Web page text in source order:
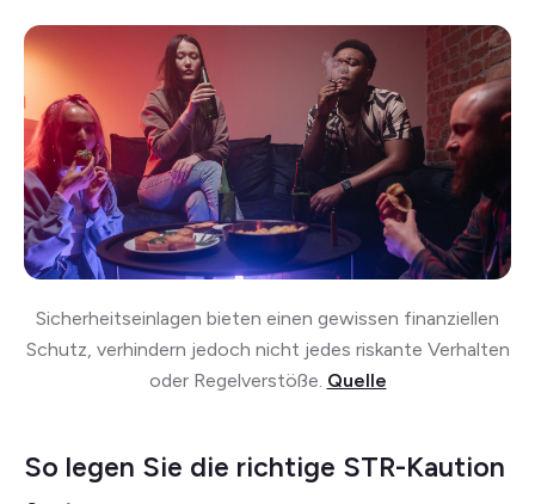
Sicherheitseinlagen bieten einen gewissen finanziellen
Schutz, verhindern jedoch nicht jedes riskante Verhalten
oder Regelverstöße. Quelle
So legen Sie die richtige STR-Kaution